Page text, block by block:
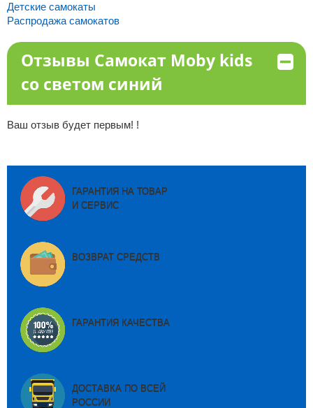
Детские самокаты
Распродажа самокатов
Отзывы Самокат Moby kids
со светом синий
Ваш отзыв будет первым! !
ГАРАНТИЯ НА ТОВАР
И СЕРВИС
ВОЗВРАТ СРЕДСТВ
ГАРАНТИЯ КАЧЕСТВА
ДОСТАВКА ПО ВСЕЙ
РОССИИ